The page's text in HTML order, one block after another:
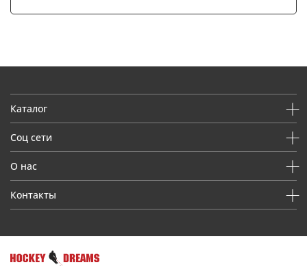
Каталог
Соц сети
О нас
Контакты